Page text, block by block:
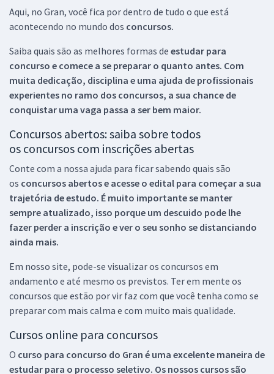
Aqui, no Gran, você fica por dentro de tudo o que está
acontecendo no mundo dos concursos.
Saiba quais são as melhores formas de estudar para
concurso e comece a se preparar o quanto antes. Com
muita dedicação, disciplina e uma ajuda de profissionais
experientes no ramo dos concursos, a sua chance de
conquistar uma vaga passa a ser bem maior.
Concursos abertos: saiba sobre todos
os concursos com inscrições abertas
Conte com a nossa ajuda para ficar sabendo quais são
os concursos abertos e acesse o edital para começar a sua
trajetória de estudo. É muito importante se manter
sempre atualizado, isso porque um descuido pode lhe
fazer perder a inscrição e ver o seu sonho se distanciando
ainda mais.
Em nosso site, pode-se visualizar os concursos em
andamento e até mesmo os previstos. Ter em mente os
concursos que estão por vir faz com que você tenha como se
preparar com mais calma e com muito mais qualidade.
Cursos online para concursos
O curso para concurso do Gran é uma excelente maneira de
estudar para o processo seletivo. Os nossos cursos são